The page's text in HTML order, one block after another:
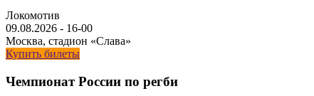
Локомотив
09.08.2026 - 16-00
Москва, стадион «Слава»
Купить билеты
Чемпионат России по регби